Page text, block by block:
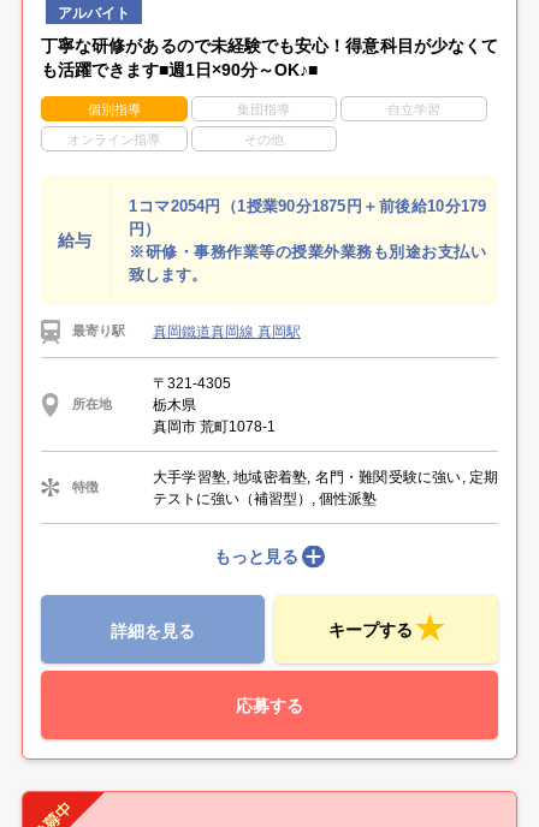
アルバイト
丁寧な研修があるので未経験でも安心！得意科目が少なくて
も活躍できます■週1日×90分～OK♪■
個別指導 集団指導 自立学習
オンライン指導 その他
給与
1コマ2054円（1授業90分1875円＋前後給10分179
円）
※研修・事務作業等の授業外業務も別途お支払い
致します。
最寄り駅 真岡鐵道真岡線 真岡駅
所在地
〒321-4305
栃木県
真岡市 荒町1078-1
特徴
大手学習塾, 地域密着塾, 名門・難関受験に強い, 定期
テストに強い（補習型）, 個性派塾
もっと見る
詳細を見る キープする
応募する